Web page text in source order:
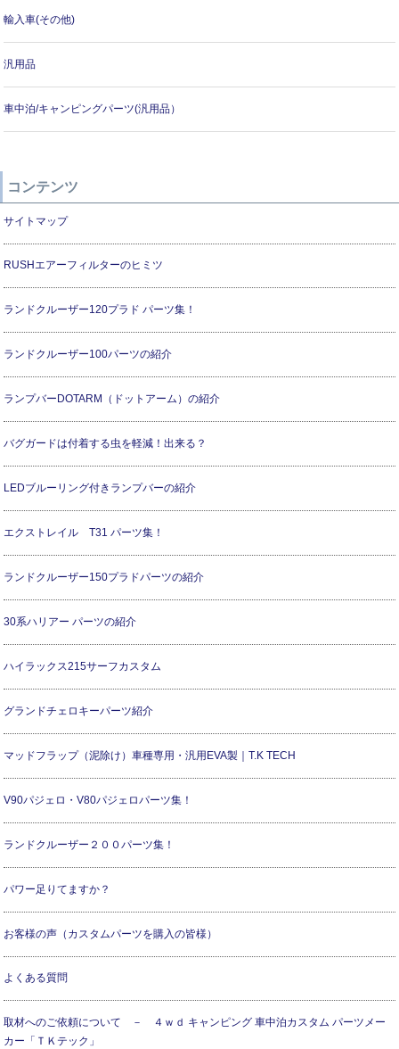
輸入車(その他)
汎用品
車中泊/キャンピングパーツ(汎用品）
コンテンツ
サイトマップ
RUSHエアーフィルターのヒミツ
ランドクルーザー120プラド パーツ集！
ランドクルーザー100パーツの紹介
ランプバーDOTARM（ドットアーム）の紹介
バグガードは付着する虫を軽減！出来る？
LEDブルーリング付きランプバーの紹介
エクストレイル T31 パーツ集！
ランドクルーザー150プラドパーツの紹介
30系ハリアー パーツの紹介
ハイラックス215サーフカスタム
グランドチェロキーパーツ紹介
マッドフラップ（泥除け）車種専用・汎用EVA製｜T.K TECH
V90パジェロ・V80パジェロパーツ集！
ランドクルーザー２００パーツ集！
パワー足りてますか？
お客様の声（カスタムパーツを購入の皆様）
よくある質問
取材へのご依頼について － ４ｗｄ キャンピング 車中泊カスタム パーツメー
カー「ＴＫテック」